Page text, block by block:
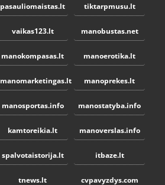
pasauliomaistas.lt tiktarpmusu.lt
vaikas123.lt manobustas.net
manokompasas.lt manoerotika.lt
manomarketingas.lt manoprekes.lt
manosportas.info manostatyba.info
kamtoreikia.lt manoverslas.info
spalvotaistorija.lt itbaze.lt
tnews.lt cvpavyzdys.com